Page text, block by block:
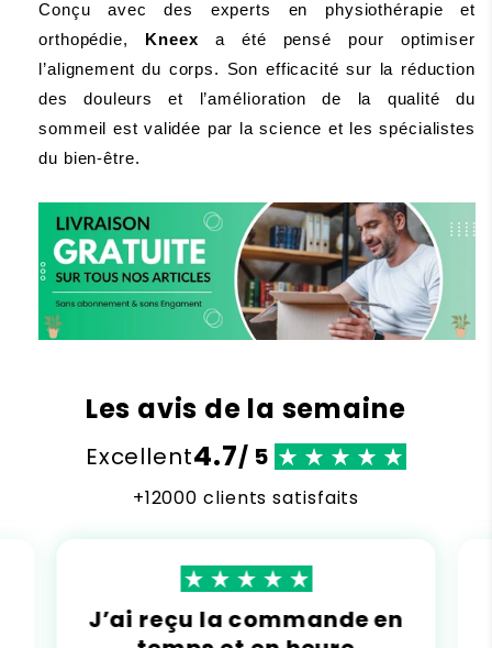
Conçu avec des experts en physiothérapie et
orthopédie,
Kneex a été pensé pour optimiser
l’alignement du corps. Son efficacité sur la réduction
des douleurs et l’amélioration de la qualité du
sommeil est validée par la science et les spécialistes
du bien-être.
Les avis de la semaine
Excellent4.7/ 5
+12000 clients satisfaits
J’ai reçu la commande en